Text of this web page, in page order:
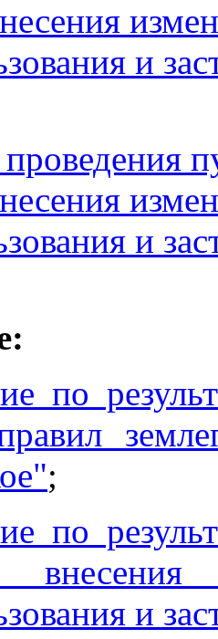
и
и
по
;
по
и